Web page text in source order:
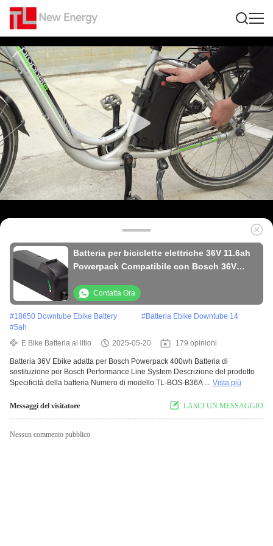
Batteria per biciclette elettriche 36V 11.6ah
Powerpack Compatibile con Bosch 36V
conveniente
Contatta Ora
#18650 Downtube Ebike Battery #Batteria Ebike Downtube 14
#5ah
E Bike Batteria al litio
2025-05-20 179 opinioni
Batteria 36V Ebike adatta per Bosch Powerpack 400wh Batteria di
sostituzione per Bosch Performance Line System Descrizione del prodotto
Specificità della batteria Numero di modello TL-BOS-B36A ... Vista più
Messaggi del visitatore LASCI UN MESSAGGIO
Nessun commento pubblico